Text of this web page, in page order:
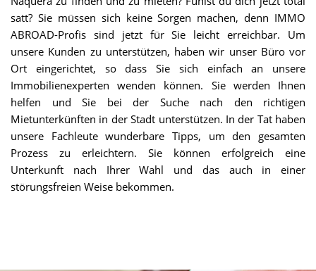
satt? Sie müssen sich keine Sorgen machen, denn IMMO
ABROAD-Profis sind jetzt für Sie leicht erreichbar. Um
unsere Kunden zu unterstützen, haben wir unser Büro vor
Ort eingerichtet, so dass Sie sich einfach an unsere
Immobilienexperten wenden können. Sie werden Ihnen
helfen und Sie bei der Suche nach den richtigen
Mietunterkünften in der Stadt unterstützen. In der Tat haben
unsere Fachleute wunderbare Tipps, um den gesamten
Prozess zu erleichtern. Sie können erfolgreich eine
Unterkunft nach Ihrer Wahl und das auch in einer
störungsfreien Weise bekommen.